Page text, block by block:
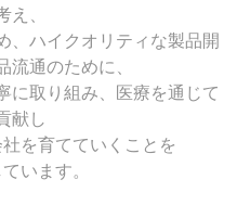
え、
、ハイクオリティな製品開
流通のために、
に取り組み、医療を通じて
献し
を育てていくことを
います。